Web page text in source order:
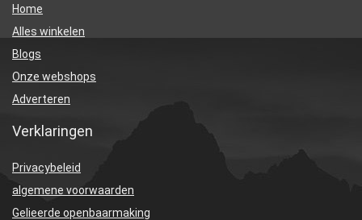
Home
Alles winkelen
Blogs
Onze webshops
Adverteren
Verklaringen
Privacybeleid
algemene voorwaarden
Gelieerde openbaarmaking